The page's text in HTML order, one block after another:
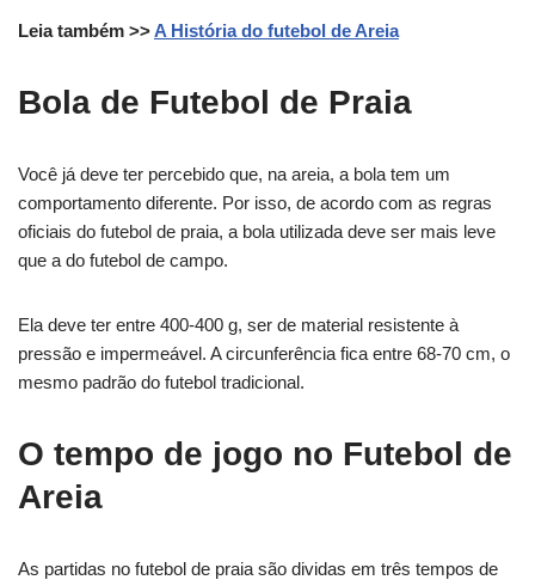
Leia também >>A História do futebol de Areia
Bola de Futebol de Praia
Você já deve ter percebido que, na areia, a bola tem um
comportamento diferente. Por isso, de acordo com as regras
oficiais do futebol de praia, a bola utilizada deve ser mais leve
que a do futebol de campo.
Ela deve ter entre 400-400 g, ser de material resistente à
pressão e impermeável. A circunferência fica entre 68-70 cm, o
mesmo padrão do futebol tradicional.
O tempo de jogo no Futebol de
Areia
As partidas no futebol de praia são dividas em três tempos de